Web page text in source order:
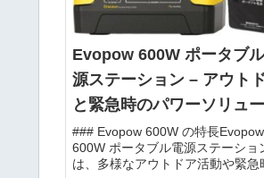
Evopow 600W ポータブ
源ステーション – アウト
と緊急時のパワーソリュ
ョン
### Evopow 600W の特長Evopow
600W ポータブル電源ステーショ
は、多様なアウトドア活動や緊急